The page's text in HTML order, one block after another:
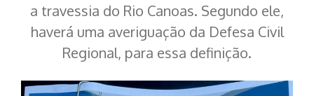
a travessia do Rio Canoas. Segundo ele,
haverá uma averiguação da Defesa Civil
Regional, para essa definição.